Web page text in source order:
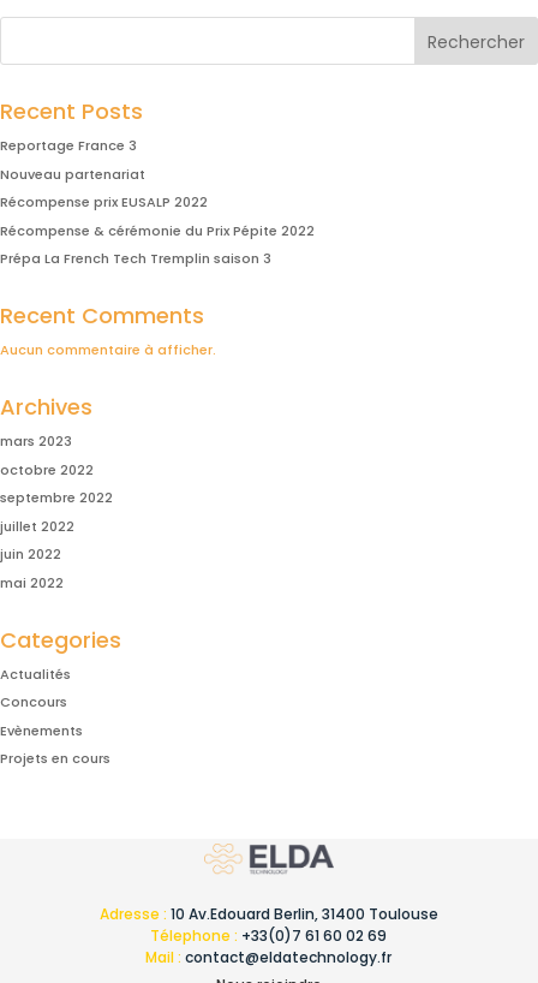
Rechercher
Recent Posts
Reportage France 3
Nouveau partenariat
Récompense prix EUSALP 2022
Récompense & cérémonie du Prix Pépite 2022
Prépa La French Tech Tremplin saison 3
Recent Comments
Aucun commentaire à afficher.
Archives
mars 2023
octobre 2022
septembre 2022
juillet 2022
juin 2022
mai 2022
Categories
Actualités
Concours
Evènements
Projets en cours
Adresse : 10 Av.Edouard Berlin, 31400 Toulouse
Télephone : +33(0)7 61 60 02 69
Mail : contact@eldatechnology.fr